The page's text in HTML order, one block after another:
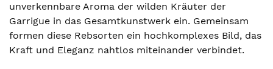
unverkennbare Aroma der wilden Kräuter der
Garrigue in das Gesamtkunstwerk ein. Gemeinsam
formen diese Rebsorten ein hochkomplexes Bild, das
Kraft und Eleganz nahtlos miteinander verbindet.